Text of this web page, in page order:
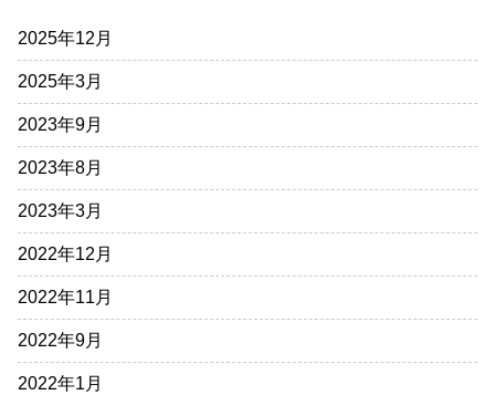
2025年12月
2025年3月
2023年9月
2023年8月
2023年3月
2022年12月
2022年11月
2022年9月
2022年1月